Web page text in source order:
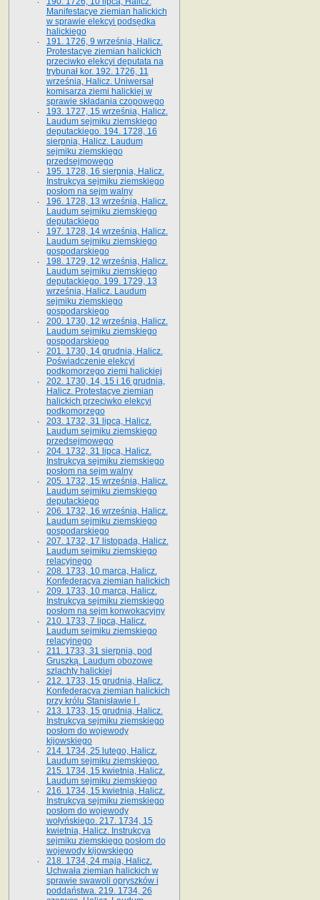
Manifestacye ziemian halickich
w sprawie elekcyi podsędka
halickiego
191. 1726, 9 września, Halicz.
Protestacye ziemian halickich
przeciwko elekcyi deputata na
trybunał kor. 192. 1726, 11
września, Halicz. Uniwersał
komisarza ziemi halickiej w
sprawie składania czopowego
193. 1727, 15 września, Halicz.
Laudum sejmiku ziemskiego
deputackiego. 194. 1728, 16
sierpnia, Halicz. Laudum
sejmiku ziemskiego
przedsejmowego
195. 1728, 16 sierpnia, Halicz.
Instrukcya sejmiku ziemskiego
posłom na sejm walny
196. 1728, 13 września, Halicz.
Laudum sejmiku ziemskiego
deputackiego
197. 1728, 14 września, Halicz.
Laudum sejmiku ziemskiego
gospodarskiego
198. 1729, 12 września, Halicz.
Laudum sejmiku ziemskiego
deputackiego. 199. 1729, 13
września, Halicz. Laudum
sejmiku ziemskiego
gospodarskiego
200. 1730, 12 września, Halicz.
Laudum sejmiku ziemskiego
gospodarskiego
201. 1730, 14 grudnia, Halicz.
Poświadczenie elekcyi
podkomorzego ziemi halickiej
202. 1730, 14, 15 i 16 grudnia,
Halicz. Protestacye ziemian
halickich przeciwko elekcyi
podkomorzego
203. 1732, 31 lipca, Halicz.
Laudum sejmiku ziemskiego
przedsejmowego
204. 1732, 31 lipca, Halicz.
Instrukcya sejmiku ziemskiego
posłom na sejm walny
205. 1732, 15 września, Halicz.
Laudum sejmiku ziemskiego
deputackiego
206. 1732, 16 września, Halicz.
Laudum sejmiku ziemskiego
gospodarskiego
207. 1732, 17 listopada, Halicz.
Laudum sejmiku ziemskiego
relacyjnego
208. 1733, 10 marca, Halicz.
Konfederacya ziemian halickich­
209. 1733, 10 marca, Halicz.
Instrukcya sejmiku ziemskiego
posłom na sejm konwokacyjny
210. 1733, 7 lipca, Halicz.
Laudum sejmiku ziemskiego
relacyjnego
211. 1733, 31 sierpnia, pod
Gruszką. Laudum obozowe
szlachty halickiej
212. 1733, 15 grudnia, Halicz.
Konfederacya ziemian halickich
przy królu Stanisławie I .
213. 1733, 15 grudnia, Halicz.
Instrukcya sejmiku ziemskiego
posłom do wojewody
kijowskiego
214. 1734, 25 lutego, Halicz.
Laudum sejmiku ziemskiego.
215. 1734, 15 kwietnia, Halicz.
Laudum sejmiku ziemskiego
216. 1734, 15 kwietnia, Halicz.
Instrukcya sejmiku ziemskiego
posłom do wojewody
wołyńskiego. 217. 1734, 15
kwietnia, Halicz. Instrukcya
sejmiku ziemskiego posłom do
wojewody kijowskiego
218. 1734, 24 maja, Halicz.
Uchwała ziemian halickich w
sprawie swawoli opryszków i
poddaństwa. 219. 1734, 26